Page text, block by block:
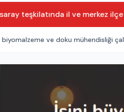
teşkilatında il ve merkez ilçe
ASÜ’de biyomalzeme ve doku